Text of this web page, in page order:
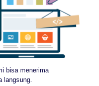
bisa menerima
langsung.